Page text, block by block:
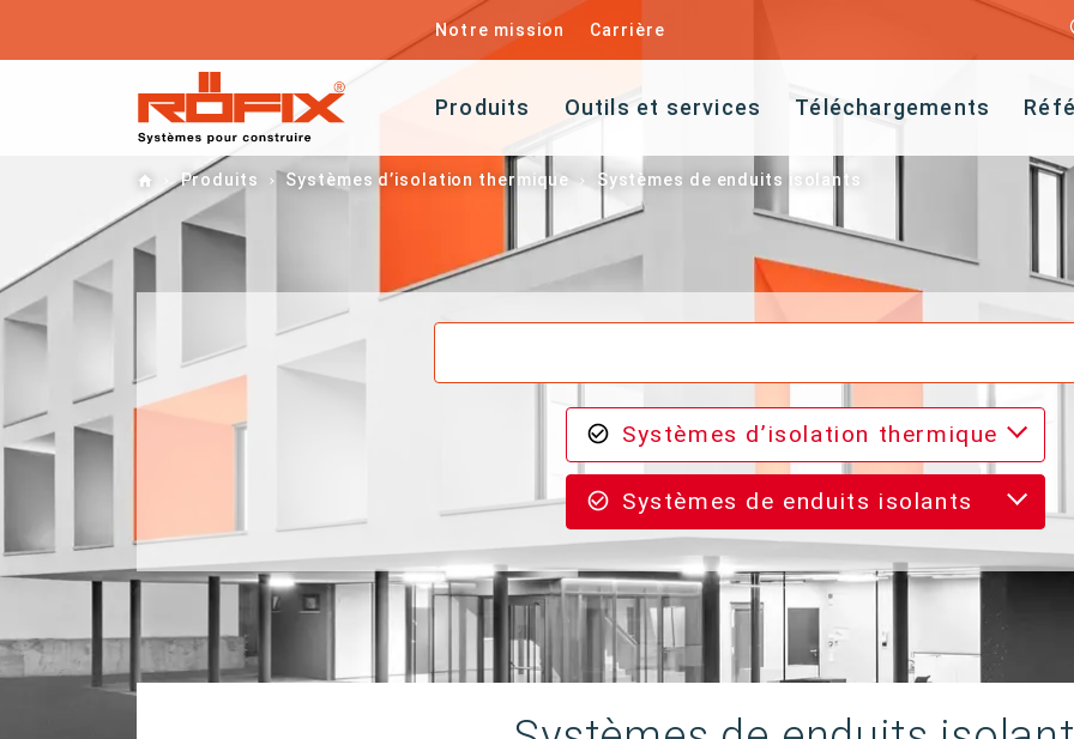
Notre mission Carrière
Produits Outils et services Téléchargements
Home
Produits Systèmes d’isolation thermique Systèmes de enduits isolants
Systèmes d’isolation thermique
Systèmes de enduits isolants